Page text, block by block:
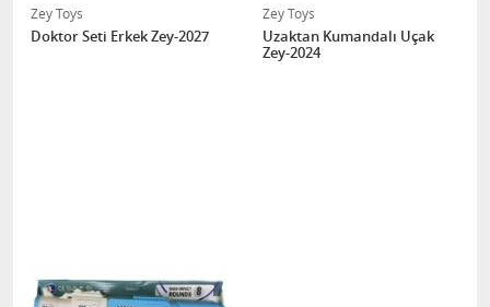
Zey Toys
Doktor Seti Erkek Zey-2027
Zey Toys
Uzaktan Kumandalı Uçak
Zey-2024